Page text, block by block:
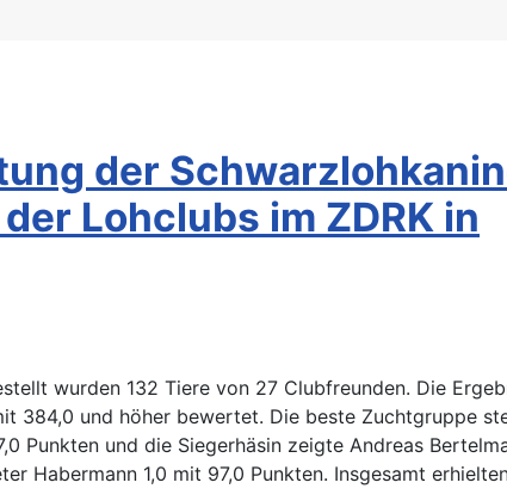
der
Lohclubs im ZDRK in
wurden 132 Tiere von 27 Clubfreunden. Die
384,0 und höher bewertet. Die beste Zuchtgruppe
Punkten und die Siegerhäsin zeigte Andreas
Habermann 1,0 mit 97,0 Punkten. Insgesamt